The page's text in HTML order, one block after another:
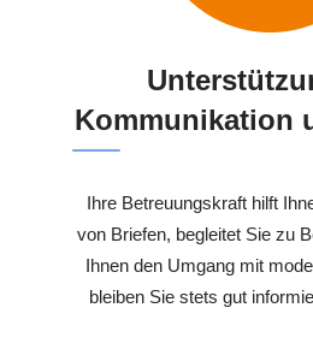
Kommunikation
Ihre Betreuungskraft hilft
von Briefen, begleitet Sie zu
Ihnen den Umgang mit
bleiben Sie stets gut